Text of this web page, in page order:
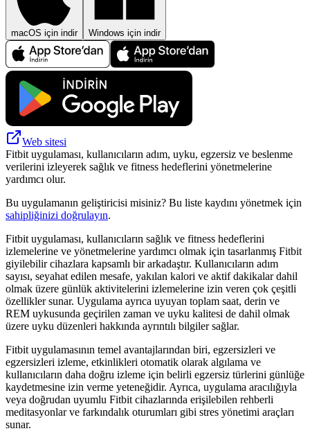
macOS için indir Windows için indir
Web sitesi
Fitbit uygulaması, kullanıcıların adım, uyku, egzersiz ve beslenme
verilerini izleyerek sağlık ve fitness hedeflerini yönetmelerine
yardımcı olur.
Bu uygulamanın geliştiricisi misiniz? Bu liste kaydını yönetmek için
sahipliğinizi doğrulayın.
Fitbit uygulaması, kullanıcıların sağlık ve fitness hedeflerini
izlemelerine ve yönetmelerine yardımcı olmak için tasarlanmış Fitbit
giyilebilir cihazlara kapsamlı bir arkadaştır. Kullanıcıların adım
sayısı, seyahat edilen mesafe, yakılan kalori ve aktif dakikalar dahil
olmak üzere günlük aktivitelerini izlemelerine izin veren çok çeşitli
özellikler sunar. Uygulama ayrıca uyuyan toplam saat, derin ve
REM uykusunda geçirilen zaman ve uyku kalitesi de dahil olmak
üzere uyku düzenleri hakkında ayrıntılı bilgiler sağlar.
Fitbit uygulamasının temel avantajlarından biri, egzersizleri ve
egzersizleri izleme, etkinlikleri otomatik olarak algılama ve
kullanıcıların daha doğru izleme için belirli egzersiz türlerini günlüğe
kaydetmesine izin verme yeteneğidir. Ayrıca, uygulama aracılığıyla
veya doğrudan uyumlu Fitbit cihazlarında erişilebilen rehberli
meditasyonlar ve farkındalık oturumları gibi stres yönetimi araçları
sunar.